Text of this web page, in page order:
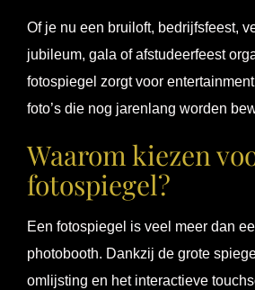
Of je nu een bruiloft, bedrijfsfeest,
jubileum, gala of afstudeerfeest
fotospiegel zorgt voor
foto’s die nog jarenlang worden
Waarom kiezen
fotospiegel?
Een fotospiegel is veel meer dan
photobooth. Dankzij de grote
omlijsting en het interactieve